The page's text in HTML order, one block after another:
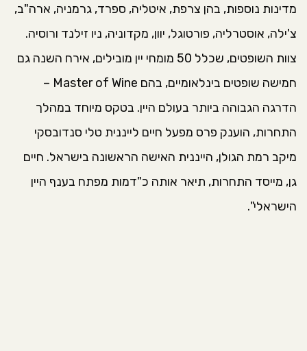
מדינות נוספות, בהן צרפת, איטליה, ספרד, גרמניה, ארה"ב,
צ'ילה, אוסטרליה, פורטוגל, יוון, מקדוניה, ניו זילנד ורוסיה.
צוות השופטים, שכלל 50 מומחי יין מובילים, אירח השנה גם
חמישה שופטים בינלאומיים, בהם Master of Wine –
הדרגה הגבוהה ביותר בעולם היין. בטקס מיוחד במהלך
התחרות, הוענק פרס מפעל חיים לייננית טלי סנדובסקי
מיקב רמת הגולן, הייננית האישה הראשונה בישראל. חיים
גן, מייסד התחרות, תיאר אותה כ"דמות מפתח בענף היין
הישראלי".